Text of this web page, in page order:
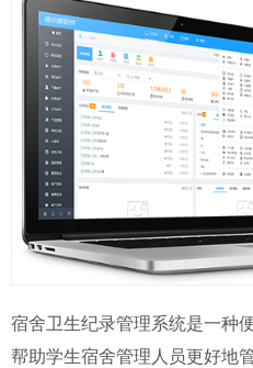
宿舍卫生纪录管理系统是一种
帮助学生宿舍管理人员更好地